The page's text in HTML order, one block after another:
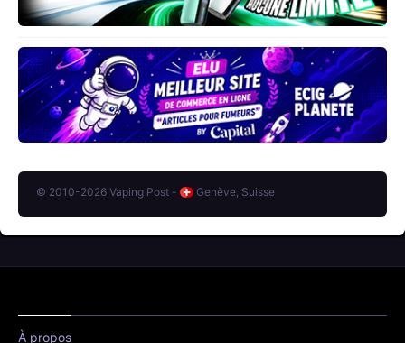
© 2010-2026 Vaping Post - Genève, Suisse
À propos